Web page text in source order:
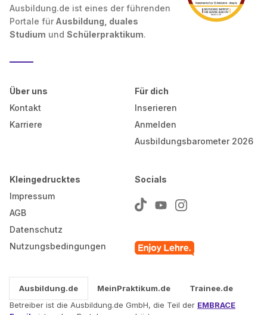
Ausbildung.de ist eines der führenden
Portale für Ausbildung, duales
Studium und Schülerpraktikum.
Über uns
Kontakt
Karriere
Für dich
Inserieren
Anmelden
Ausbildungsbarometer 2026
Kleingedrucktes
Impressum
AGB
Datenschutz
Nutzungsbedingungen
Socials
Ausbildung.de MeinPraktikum.de
Trainee.de
Betreiber ist die Ausbildung.de GmbH, die Teil der EMBRACE